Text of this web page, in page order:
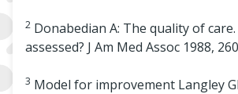
2 Donabedian A: The quality of
assessed? J Am Med Assoc 1988,
3 Model for improvement Langley